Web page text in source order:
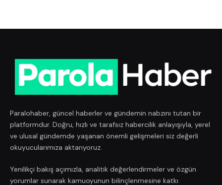
Paralohaber, güncel haberler ve gündemin nabzını tutan bir
platformdur. Doğru, hızlı ve tarafsız habercilik anlayışıyla, yerel
ve ulusal gündemde yaşanan önemli gelişmeleri siz değerli
okuyucularımıza aktarıyoruz.
Yenilikçi bakış açımızla, analitik değerlendirmeler ve özgün
yorumlar sunarak kamuoyunun bilinçlenmesine katkı